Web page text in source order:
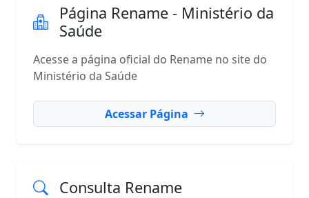
Página Rename - Ministério da
Saúde
Acesse a página oficial do Rename no site do
Ministério da Saúde
Acessar Página
Consulta Rename